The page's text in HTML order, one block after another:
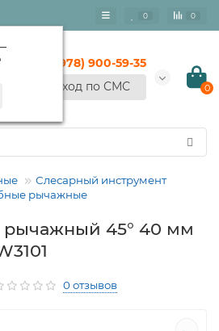
0 0
+7 (978) 900-59-35
Вход по СМС
0
Слесарный инструмент
рычажные
45° 40 мм
0 отзывов